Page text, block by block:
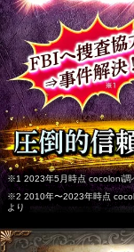
※1 2023年5月時点 cocoloni調
※2 2010年〜2023年時点
より